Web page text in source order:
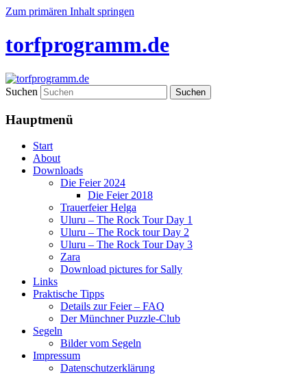
Zum primären Inhalt springen
torfprogramm.de
Suchen
Hauptmenü
Start
About
Downloads
Die Feier 2024
Die Feier 2018
Trauerfeier Helga
Uluru – The Rock Tour Day 1
Uluru – The Rock tour Day 2
Uluru – The Rock Tour Day 3
Zara
Download pictures for Sally
Links
Praktische Tipps
Details zur Feier – FAQ
Der Münchner Puzzle-Club
Segeln
Bilder vom Segeln
Impressum
Datenschutz­erklärung